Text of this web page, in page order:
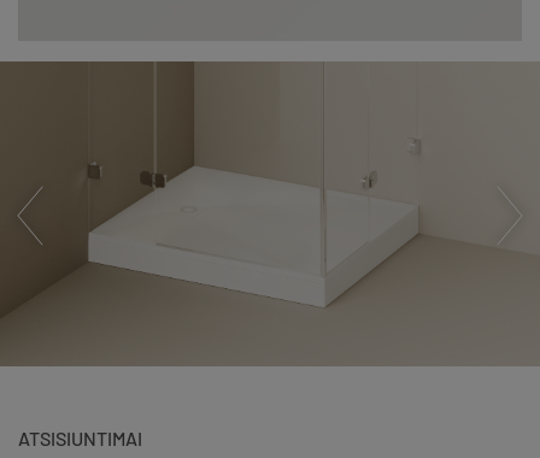
ATSISIUNTIMAI